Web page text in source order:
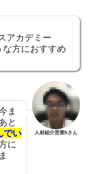
アカデミー
な方におすすめ
ま
と
でい
に
人材紹介営業hさん